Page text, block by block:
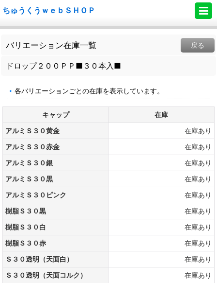
ちゅうくうｗｅｂＳＨＯＰ
バリエーション在庫一覧 戻る
ドロップ２００ＰＰ■３０本入■
各バリエーションごとの在庫を表示しています。
キャップ
在庫
アルミＳ３０黄金
在庫あり
アルミＳ３０赤金
在庫あり
アルミＳ３０銀
在庫あり
アルミＳ３０黒
在庫あり
アルミＳ３０ピンク
在庫あり
樹脂Ｓ３０黒
在庫あり
樹脂Ｓ３０白
在庫あり
樹脂Ｓ３０赤
在庫あり
Ｓ３０透明（天面白）
在庫あり
Ｓ３０透明（天面コルク）
在庫あり